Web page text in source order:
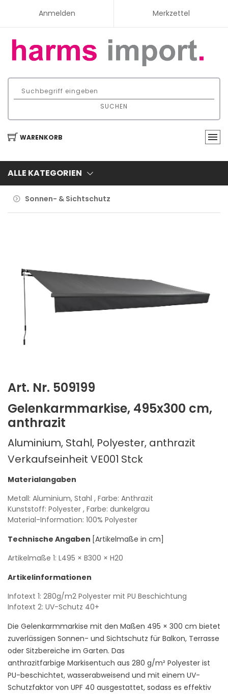
Anmelden Merkzettel
SUCHEN
WARENKORB
ALLE KATEGORIEN
Sonnen- & Sichtschutz
Art. Nr. 509199
Gelenkarmmarkise, 495x300 cm,
anthrazit
Aluminium, Stahl, Polyester, anthrazit
Verkaufseinheit VE001 Stck
Materialangaben
Metall: Aluminium, Stahl , Farbe: Anthrazit
Kunststoff: Polyester , Farbe: dunkelgrau
Material-Information: 100% Polyester
Technische Angaben [Artikelmaße in cm]
Artikelmaße 1: L495 × B300 × H20
Artikelinformationen
Infotext 1: 280g/m2 Polyester mit PU Beschichtung
Infotext 2: UV-Schutz 40+
Die Gelenkarmmarkise mit den Maßen 495 × 300 cm bietet
zuverlässigen Sonnen- und Sichtschutz für Balkon, Terrasse
oder Sitzbereiche im Garten. Das
anthrazitfarbige Markisentuch aus 280 g/m² Polyester ist
PU-beschichtet, wasserabweisend und mit einem UV-
Schutzfaktor von UPF 40 ausgestattet, sodass es effektiv